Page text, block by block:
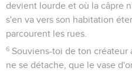
devient lourde et où la câpre
s'en va vers son habitation
parcourent les rues.
6 Souviens-toi de ton
ne se détache, que le vase